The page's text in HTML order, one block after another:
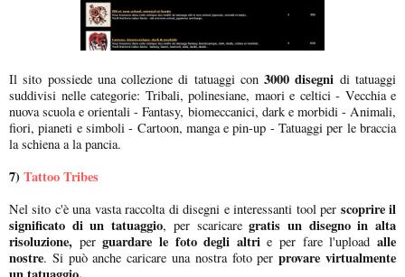
Il sito possiede una collezione di tatuaggi con3000 disegni di tatuaggi
suddivisi nelle categorie: Tribali, polinesiane, maori e celtici - Vecchia e
nuova scuola e orientali - Fantasy, biomeccanici, dark e morbidi - Animali,
fiori, pianeti e simboli - Cartoon, manga e pin-up - Tatuaggi per le braccia
la schiena a la pancia.
7)Tattoo Tribes
Nel sito c'è una vasta raccolta di disegni e interessanti tool per scoprire il
significato di un tatuaggio, per scaricaregratis un disegno in alta
risoluzione, perguardare le foto degli altrie per fare l'uploadalle
nostre. Si può anche caricare una nostra foto perprovare virtualmente